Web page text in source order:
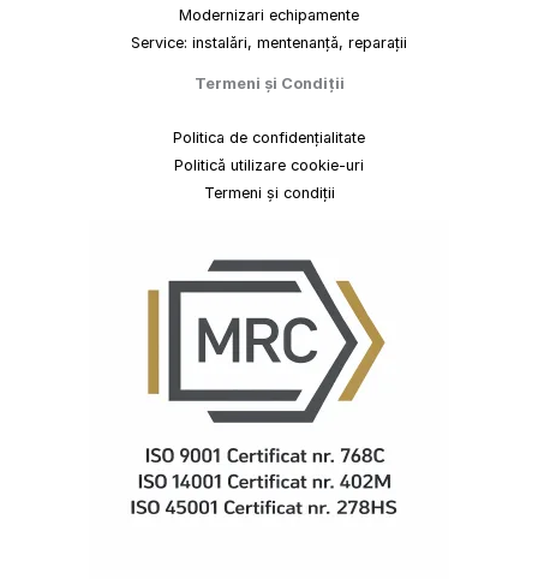
Modernizari echipamente
Service: instalări, mentenanță, reparații
Termeni și Condiții
Politica de confidențialitate
Politică utilizare cookie-uri
Termeni și condiții